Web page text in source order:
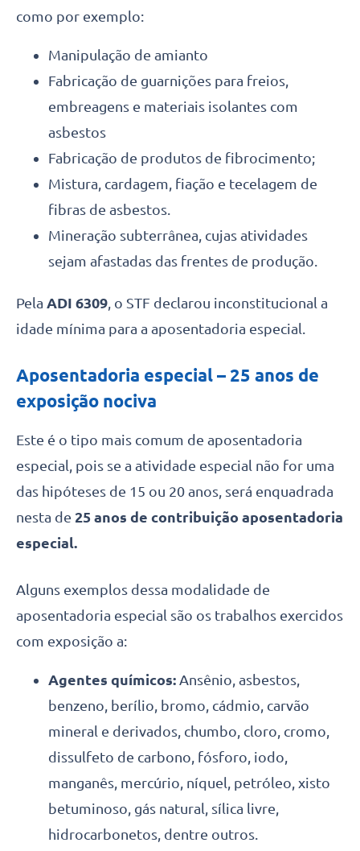
como por exemplo:
Manipulação de amianto
Fabricação de guarnições para freios,
embreagens e materiais isolantes com
asbestos
Fabricação de produtos de fibrocimento;
Mistura, cardagem, fiação e tecelagem de
fibras de asbestos.
Mineração subterrânea, cujas atividades
sejam afastadas das frentes de produção.
Pela ADI 6309, o STF declarou inconstitucional a
idade mínima para a aposentadoria especial.
Aposentadoria especial – 25 anos de
exposição nociva
Este é o tipo mais comum de aposentadoria
especial, pois se a atividade especial não for uma
das hipóteses de 15 ou 20 anos, será enquadrada
nesta de 25 anos de contribuição aposentadoria
especial.
Alguns exemplos dessa modalidade de
aposentadoria especial são os trabalhos exercidos
com exposição a:
Agentes químicos: Ansênio, asbestos,
benzeno, berílio, bromo, cádmio, carvão
mineral e derivados, chumbo, cloro, cromo,
dissulfeto de carbono, fósforo, iodo,
manganês, mercúrio, níquel, petróleo, xisto
betuminoso, gás natural, sílica livre,
hidrocarbonetos, dentre outros.